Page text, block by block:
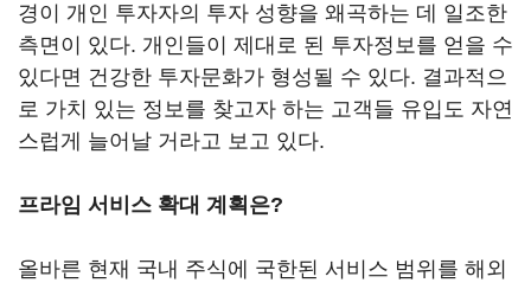
경이 개인 투자자의 투자 성향을 왜곡하는 데 일조한
측면이 있다. 개인들이 제대로 된 투자정보를 얻을 수
있다면 건강한 투자문화가 형성될 수 있다. 결과적으
로 가치 있는 정보를 찾고자 하는 고객들 유입도 자연
스럽게 늘어날 거라고 보고 있다.
프라임 서비스 확대 계획은?
올바른 현재 국내 주식에 국한된 서비스 범위를 해외